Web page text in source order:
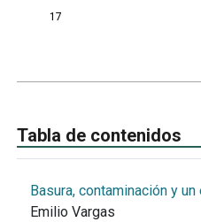
17
Tabla de contenidos
Basura, contaminación y
Emilio Vargas